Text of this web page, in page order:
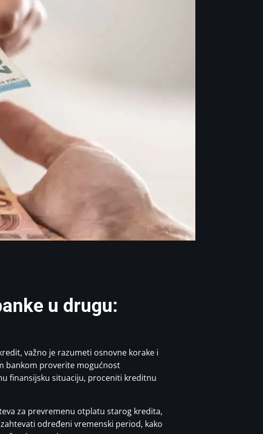
u drugu:
važno je razumeti osnovne korake i
bankom proverite mogućnost
finansijsku situaciju, proceniti kreditnu
za prevremenu otplatu starog kredita,
određeni vremenski period, kako